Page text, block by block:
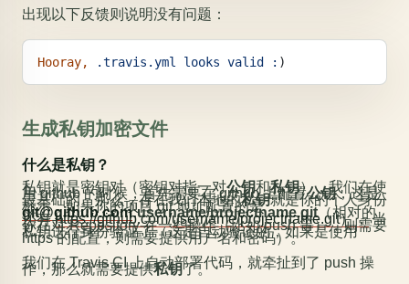
出现以下反馈则说明没有问题：
Hooray, .travis.yml looks valid : )
生成私钥加密文件
什么是私钥？
私钥就是密钥对（密钥对指一对公钥和私钥），我们在使
用 github 的时候，首先需要在 github 上配置公钥，这是
最基础的。那么，存在我们本地的私钥就是你的个人身份
标示，如果你的项目 git 地址配置的是
git@github.com:username/projectname.git（相对的
还有https://github.com/username/projectname.git），当
你在对 Repository 在一些操作（比如 push 等），则需要
私钥进行身份验证了（这是自动验证的，如果是使用
https 的配置，则需要提供用户名和密码）。
我们在 Travis CI 上自动部署代码，就牵扯到了 push 操
作，那么就需要提供私钥了。